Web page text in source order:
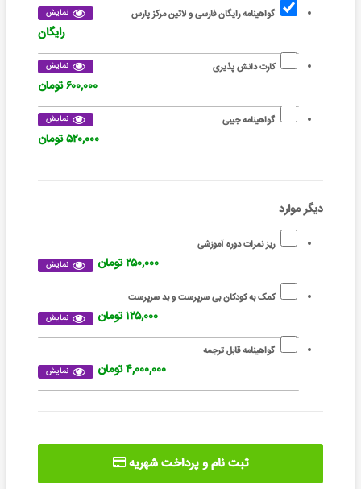
گواهینامه رایگان فارسی و لاتین مرکز پارس نمایش
رایگان
کارت دانش پذیری نمایش
۶۰۰,۰۰۰ تومان
گواهینامه جیبی نمایش
۵۲۰,۰۰۰ تومان
دیگر موارد
ریز نمرات دوره آموزشی
نمایش ۲۵۰,۰۰۰ تومان
کمک به کودکان بی سرپرست و بد سرپرست
نمایش ۱۲۵,۰۰۰ تومان
گواهینامه قابل ترجمه
نمایش ۴,۰۰۰,۰۰۰ تومان
ثبت نام و پرداخت شهریه